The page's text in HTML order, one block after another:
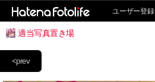
ユーザー登録
適当写真置き場
<prev